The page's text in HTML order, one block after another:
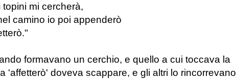
topini mi cercherà,
camino io poi appenderò
formavano un cerchio, e quello a cui toccava la
'affetterò' doveva scappare, e gli altri lo rincorrevano